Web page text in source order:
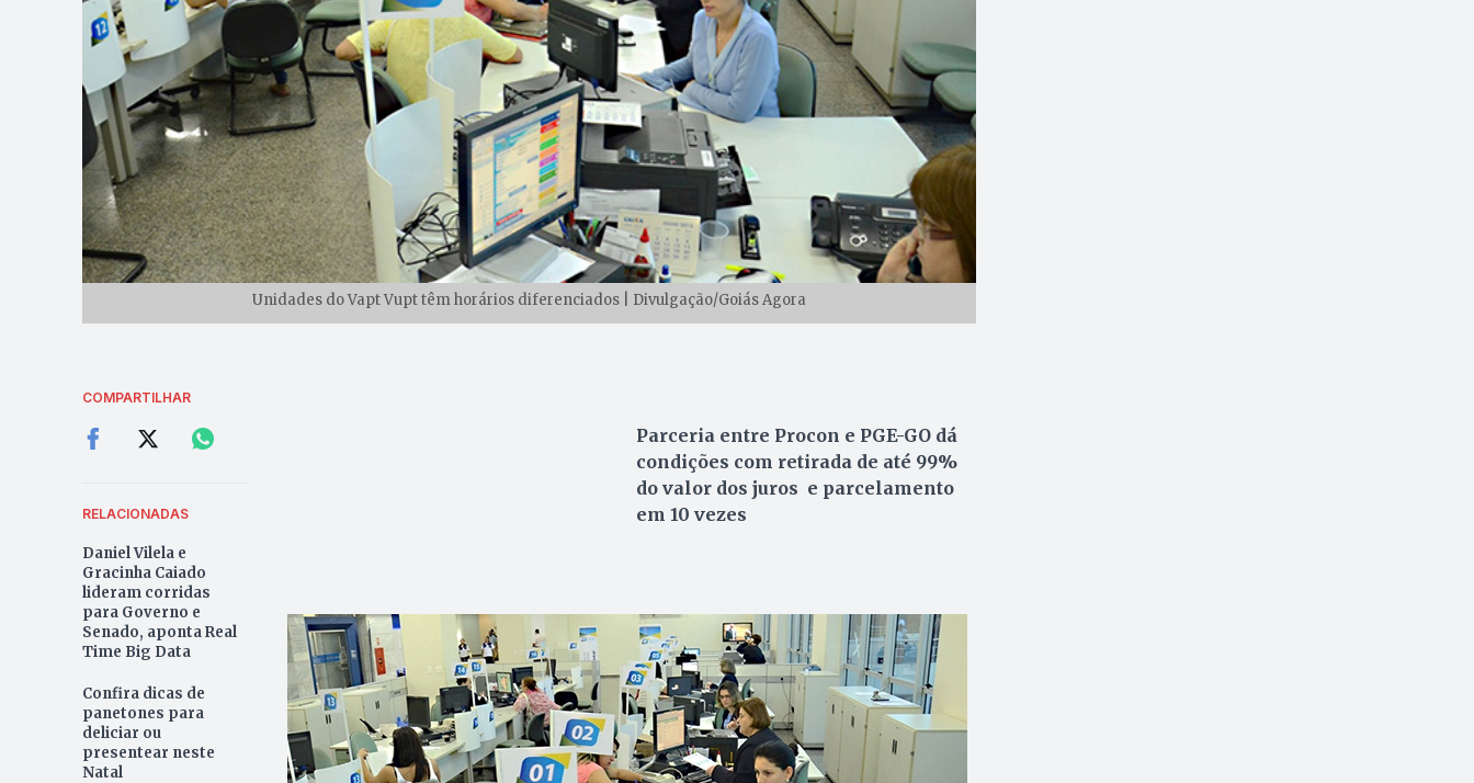
Unidades do Vapt Vupt têm horários diferenciados | Divulgação/Goiás Agora
COMPARTILHAR
RELACIONADAS
Daniel Vilela e
Gracinha Caiado
lideram corridas
para Governo e
Senado, aponta Real
Time Big Data
Confira dicas de
panetones para
deliciar ou
presentear neste
Natal
Parceria entre Procon e PGE-GO dá
condições com retirada de até 99%
do valor dos juros e parcelamento
em 10 vezes